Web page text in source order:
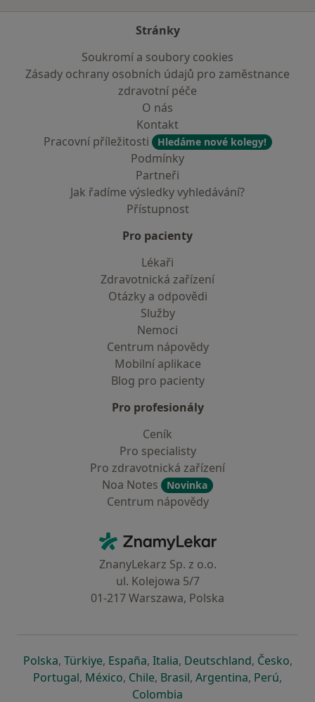
Stránky
Soukromí a soubory cookies
Zásady ochrany osobních údajů pro zaměstnance
zdravotní péče
O nás
Kontakt
Pracovní příležitosti
Hledáme nové kolegy!
Podmínky
Partneři
Jak řadíme výsledky vyhledávání?
Přístupnost
Pro pacienty
Lékaři
Zdravotnická zařízení
Otázky a odpovědi
Služby
Nemoci
Centrum nápovědy
Mobilní aplikace
Blog pro pacienty
Pro profesionály
Ceník
Pro specialisty
Pro zdravotnická zařízení
Noa Notes
Novinka
Centrum nápovědy
ZnamyLekar - Hlavní stránka
ZnanyLekarz Sp. z o.o.
ul. Kolejowa 5/7
01-217 Warszawa, Polska
Polskase otevře v nové záložce
, Türkiyese otevře v nové záložce
, Españase otevře v nové záložce
, Italiase otevře v nové záložce
, Deutschlandse otevře v
, Českose
,
Portugalse otevře v nové záložce
, Méxicose otevře v nové záložce
, Chilese otevře v nové záložce
, Brasilse otevře v nové
, Argentinase otevře v
, Perúse
,
Colombia